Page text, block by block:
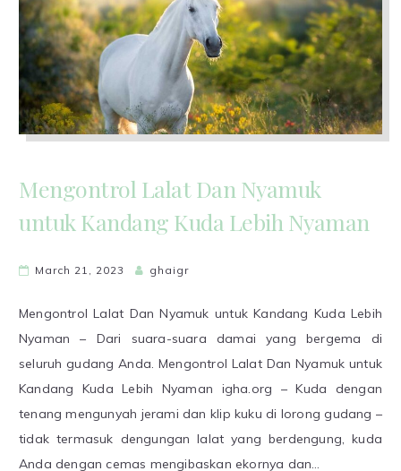
Mengontrol Lalat Dan Nyamuk
untuk Kandang Kuda Lebih Nyaman
March 21, 2023 ghaigr
Mengontrol Lalat Dan Nyamuk untuk Kandang Kuda Lebih
Nyaman – Dari suara-suara damai yang bergema di
seluruh gudang Anda. Mengontrol Lalat Dan Nyamuk untuk
Kandang Kuda Lebih Nyaman igha.org – Kuda dengan
tenang mengunyah jerami dan klip kuku di lorong gudang –
tidak termasuk dengungan lalat yang berdengung, kuda
Anda dengan cemas mengibaskan ekornya dan…